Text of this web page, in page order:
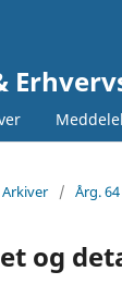
Arkiver / Årg.
og